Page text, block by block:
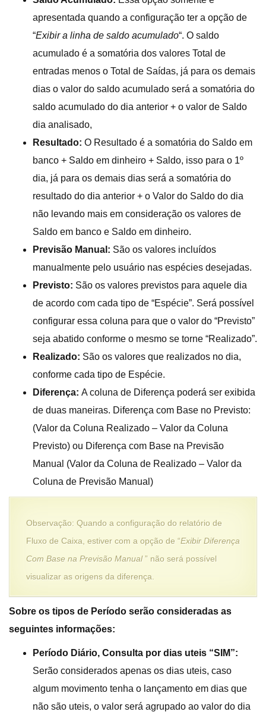
apresentada quando a configuração ter a opção de
“Exibir a linha de saldo acumulado“. O saldo
acumulado é a somatória dos valores Total de
entradas menos o Total de Saídas, já para os demais
dias o valor do saldo acumulado será a somatória do
saldo acumulado do dia anterior + o valor de Saldo
dia analisado,
Resultado: O Resultado é a somatória do Saldo em
banco + Saldo em dinheiro + Saldo, isso para o 1º
dia, já para os demais dias será a somatória do
resultado do dia anterior + o Valor do Saldo do dia
não levando mais em consideração os valores de
Saldo em banco e Saldo em dinheiro.
Previsão Manual: São os valores incluídos
manualmente pelo usuário nas espécies desejadas.
Previsto: São os valores previstos para aquele dia
de acordo com cada tipo de “Espécie”. Será possível
configurar essa coluna para que o valor do “Previsto”
seja abatido conforme o mesmo se torne “Realizado”.
Realizado: São os valores que realizados no dia,
conforme cada tipo de Espécie.
Diferença: A coluna de Diferença poderá ser exibida
de duas maneiras. Diferença com Base no Previsto:
(Valor da Coluna Realizado – Valor da Coluna
Previsto) ou Diferença com Base na Previsão
Manual (Valor da Coluna de Realizado – Valor da
Coluna de Previsão Manual)
Observação: Quando a configuração do relatório de
Fluxo de Caixa, estiver com a opção de “Exibir Diferença
Com Base na Previsão Manual” não será possível
visualizar as origens da diferença.
Sobre os tipos de Período serão consideradas as
seguintes informações:
Período Diário, Consulta por dias uteis “SIM”:
Serão considerados apenas os dias uteis, caso
algum movimento tenha o lançamento em dias que
não são uteis, o valor será agrupado ao valor do dia